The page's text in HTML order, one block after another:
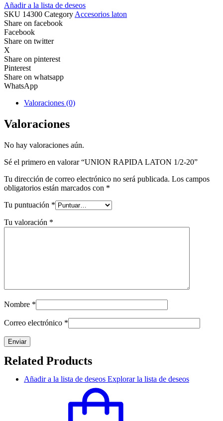
Añadir a la lista de deseos
SKU 14300 Category Accesorios laton
Share on facebook
Facebook
Share on twitter
X
Share on pinterest
Pinterest
Share on whatsapp
WhatsApp
Valoraciones (0)
Valoraciones
No hay valoraciones aún.
Sé el primero en valorar “UNION RAPIDA LATON 1/2-20”
Tu dirección de correo electrónico no será publicada. Los campos
obligatorios están marcados con *
Tu puntuación *
Tu valoración *
Nombre *
Correo electrónico *
Related Products
Añadir a la lista de deseos Explorar la lista de deseos